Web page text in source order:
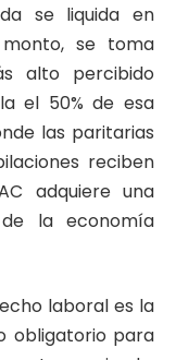
se liquida en
se toma
alto percibido
el 50% de esa
las paritarias
reciben
adquiere una
la economía
laboral es la
obligatorio para